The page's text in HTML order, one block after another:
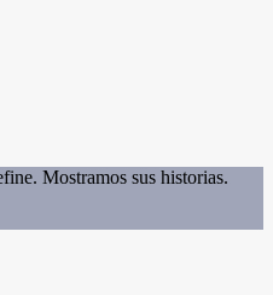
Mostramos sus historias.